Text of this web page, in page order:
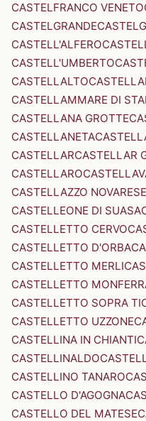
CASTELFRANCO VENETO
CASTELGRANDE
CASTELL'ALFERO
CASTELL'UMBERTO
CASTELLALTO
CASTELLAMMARE DI
CASTELLANA GROTTE
CASTELLANETA
CASTELLARCASTELLAR
CASTELLARO
CASTELLAZZO NOVARESE
CASTELLEONE DI SUASA
CASTELLETTO CERVO
CASTELLETTO D'ORBA
CASTELLETTO MERLI
CASTELLETTO
CASTELLETTO SOPRA
CASTELLETTO UZZONE
CASTELLINA IN CHIANTI
CASTELLINALDO
CASTELLINO TANARO
CASTELLO D'AGOGNA
CASTELLO DEL MATESE